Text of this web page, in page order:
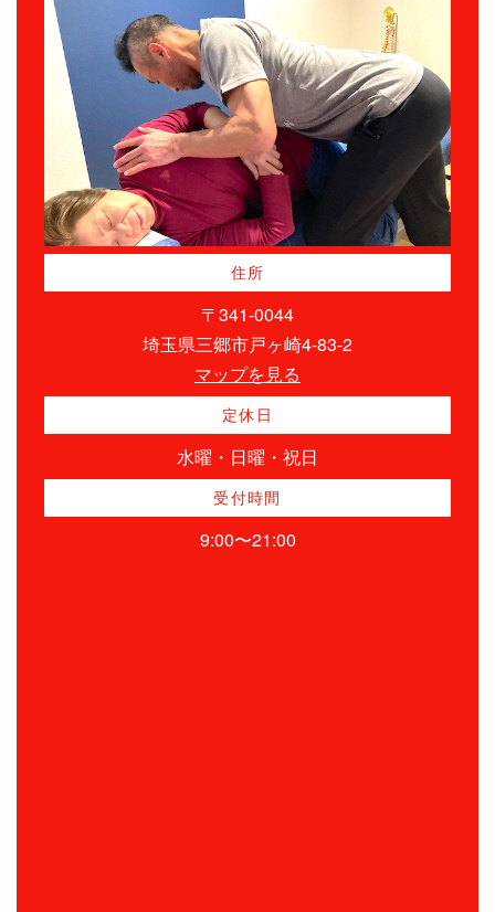
住所
〒341-0044
埼玉県三郷市戸ヶ崎4-83-2
マップを見る
定休日
水曜・日曜・祝日
受付時間
9:00〜21:00